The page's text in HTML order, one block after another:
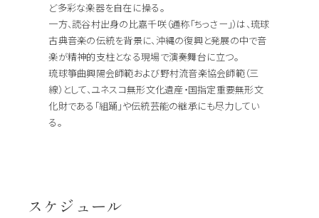
ど多彩な楽器を自在に操る。
一方、読谷村出身の比嘉千咲（通称「ちっさー」）は、琉球
古典音楽の伝統を背景に、沖縄の復興と発展の中で音
楽が精神的支柱となる現場で演奏舞台に立つ。
琉球箏曲興陽会師範および野村流音楽協会師範（三
線）として、ユネスコ無形文化遺産・国指定重要無形文
化財である「組踊」や伝統芸能の継承にも尽力してい
る。
スケジュール